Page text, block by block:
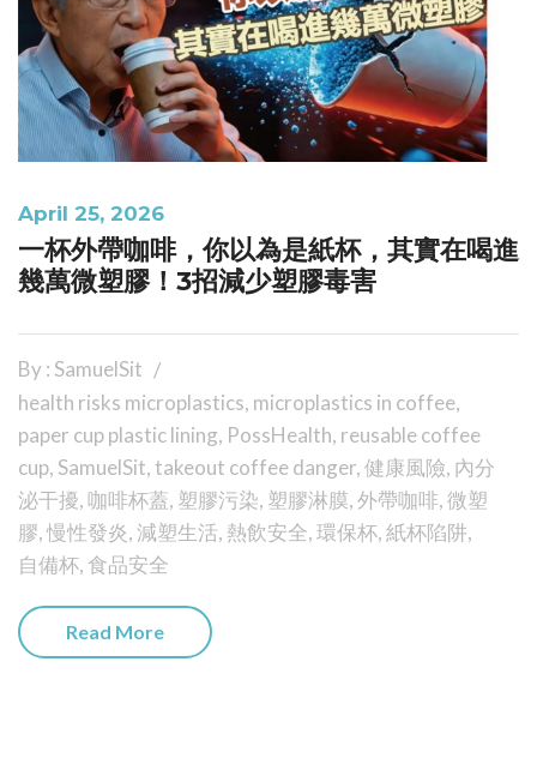
April 25, 2026
一杯外帶咖啡，你以為是紙杯，其實在喝進
幾萬微塑膠！3招減少塑膠毒害
By : SamuelSit
health risks microplastics, microplastics in coffee,
paper cup plastic lining, PossHealth, reusable coffee
cup, SamuelSit, takeout coffee danger,健康風險, 內分
泌干擾,咖啡杯蓋, 塑膠污染, 塑膠淋膜,外帶咖啡,微塑
膠,慢性發炎, 減塑生活, 熱飲安全,環保杯,紙杯陷阱,
自備杯,食品安全
Read More